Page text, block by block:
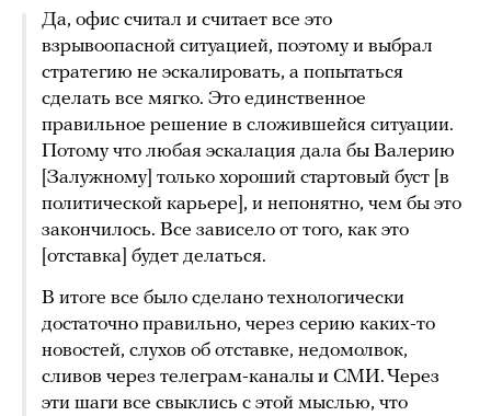
Да, офис считал и считает все это
взрывоопасной ситуацией, поэтому и выбрал
стратегию не эскалировать, а попытаться
сделать все мягко. Это единственное
правильное решение в сложившейся ситуации.
Потому что любая эскалация дала бы Валерию
[Залужному] только хороший стартовый буст [в
политической карьере], и непонятно, чем бы это
закончилось. Все зависело от того, как это
[отставка] будет делаться.
В итоге все было сделано технологически
достаточно правильно, через серию каких-то
новостей, слухов об отставке, недомолвок,
сливов через телеграм-каналы и СМИ. Через
эти шаги все свыклись с этой мыслью, что